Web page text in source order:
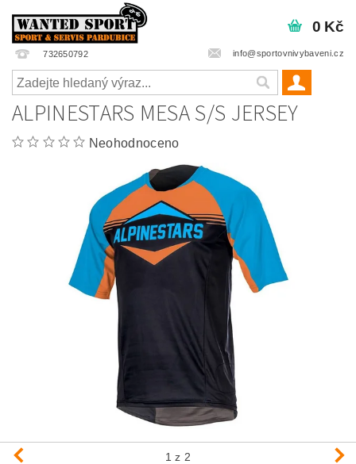
732650792 info@sportovnivybaveni.cz
0 Kč
ALPINESTARS MESA S/S JERSEY
Neohodnoceno
1 z 2